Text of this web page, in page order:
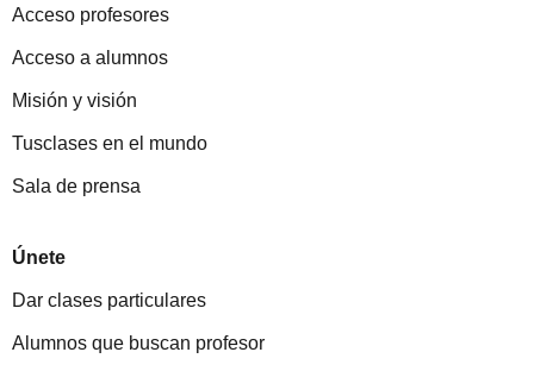
Acceso profesores
Acceso a alumnos
Misión y visión
Tusclases en el mundo
Sala de prensa
Únete
Dar clases particulares
Alumnos que buscan profesor